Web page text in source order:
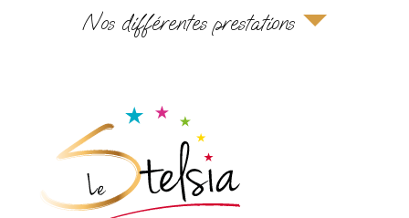
Nos différentes prestations